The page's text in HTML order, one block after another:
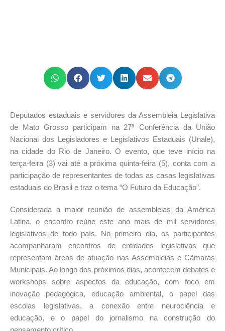
Deputados estaduais e servidores da Assembleia Legislativa
de Mato Grosso participam na 27ª Conferência da União
Nacional dos Legisladores e Legislativos Estaduais (Unale),
na cidade do Rio de Janeiro. O evento, que teve início na
terça-feira (3) vai até a próxima quinta-feira (5), conta com a
participação de representantes de todas as casas legislativas
estaduais do Brasil e traz o tema “O Futuro da Educação”.
Considerada a maior reunião de assembleias da América
Latina, o encontro reúne este ano mais de mil servidores
legislativos de todo país. No primeiro dia, os participantes
acompanharam encontros de entidades legislativas que
representam áreas de atuação nas Assembleias e Câmaras
Municipais. Ao longo dos próximos dias, acontecem debates e
workshops sobre aspectos da educação, com foco em
inovação pedagógica, educação ambiental, o papel das
escolas legislativas, a conexão entre neurociência e
educação, e o papel do jornalismo na construção do